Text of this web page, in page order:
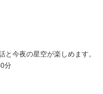
今夜の星空が楽しめます。
分